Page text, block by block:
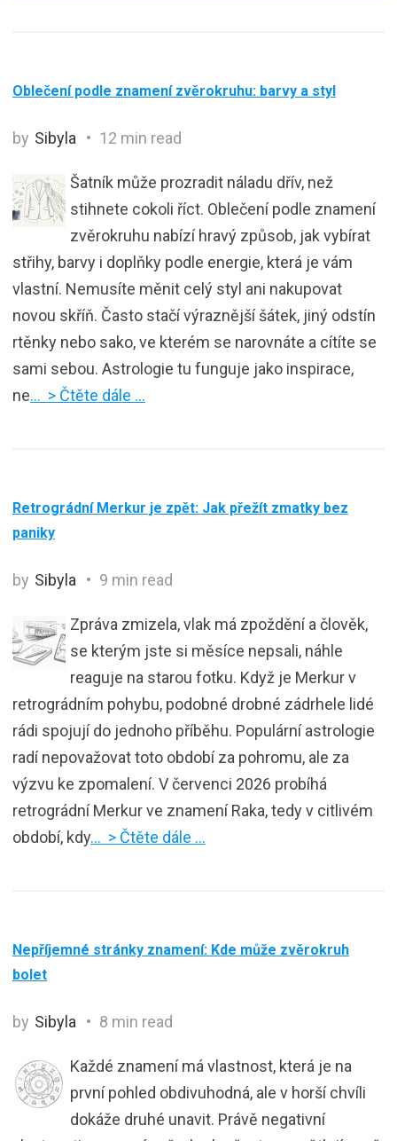
Oblečení podle znamení zvěrokruhu: barvy a styl
by Sibyla 12 min read
Šatník může prozradit náladu dřív, než
stihnete cokoli říct. Oblečení podle znamení
zvěrokruhu nabízí hravý způsob, jak vybírat
střihy, barvy i doplňky podle energie, která je vám
vlastní. Nemusíte měnit celý styl ani nakupovat
novou skříň. Často stačí výraznější šátek, jiný odstín
rtěnky nebo sako, ve kterém se narovnáte a cítíte se
sami sebou. Astrologie tu funguje jako inspirace,
ne… > Čtěte dále …
Retrográdní Merkur je zpět: Jak přežít zmatky bez
paniky
by Sibyla 9 min read
Zpráva zmizela, vlak má zpoždění a člověk,
se kterým jste si měsíce nepsali, náhle
reaguje na starou fotku. Když je Merkur v
retrográdním pohybu, podobné drobné zádrhele lidé
rádi spojují do jednoho příběhu. Populární astrologie
radí nepovažovat toto období za pohromu, ale za
výzvu ke zpomalení. V červenci 2026 probíhá
retrográdní Merkur ve znamení Raka, tedy v citlivém
období, kdy… > Čtěte dále …
Nepříjemné stránky znamení: Kde může zvěrokruh
bolet
by Sibyla 8 min read
Každé znamení má vlastnost, která je na
první pohled obdivuhodná, ale v horší chvíli
dokáže druhé unavit. Právě negativní